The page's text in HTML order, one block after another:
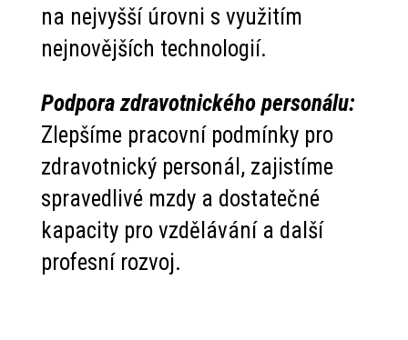
na nejvyšší úrovni s využitím
nejnovějších technologií.
Podpora zdravotnického personálu:
Zlepšíme pracovní podmínky pro
zdravotnický personál, zajistíme
spravedlivé mzdy a dostatečné
kapacity pro vzdělávání a další
profesní rozvoj.